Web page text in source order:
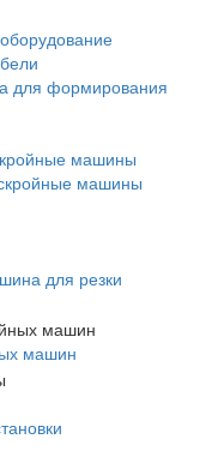
для формирования
машины
машины
для резки
машин